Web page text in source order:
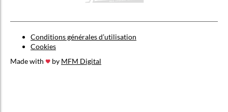
Conditions générales d’utilisation
Cookies
Made with
by MFM Digital